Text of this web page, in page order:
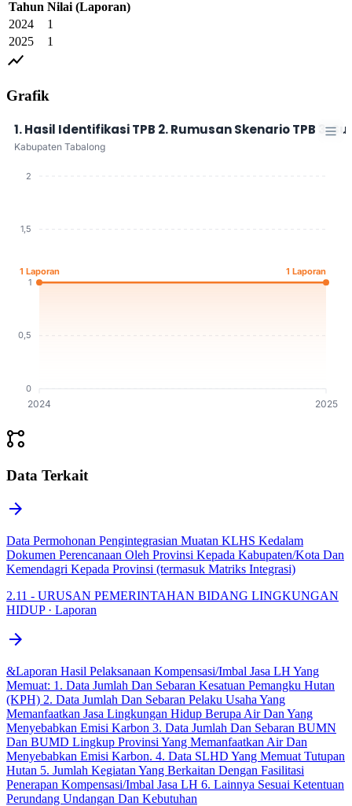
Tahun Nilai (Laporan)
2024
1
2025
1
show_chart
Grafik
1. Hasil Identifikasi TPB 2. Rumusan Skenario TPB
Kabupaten Tabalong
2
1,5
1
0,5
0
1 Laporan 1 Laporan
2024 2025
linked_services
Data Terkait
arrow_forward
Data Permohonan Pengintegrasian Muatan KLHS Kedalam
Dokumen Perencanaan Oleh Provinsi Kepada Kabupaten/Kota Dan
Kemendagri Kepada Provinsi (termasuk Matriks Integrasi)
2.11 - URUSAN PEMERINTAHAN BIDANG LINGKUNGAN
HIDUP · Laporan
arrow_forward
&Laporan Hasil Pelaksanaan Kompensasi/Imbal Jasa LH Yang
Memuat: 1. Data Jumlah Dan Sebaran Kesatuan Pemangku Hutan
(KPH) 2. Data Jumlah Dan Sebaran Pelaku Usaha Yang
Memanfaatkan Jasa Lingkungan Hidup Berupa Air Dan Yang
Menyebabkan Emisi Karbon 3. Data Jumlah Dan Sebaran BUMN
Dan BUMD Lingkup Provinsi Yang Memanfaatkan Air Dan
Menyebabkan Emisi Karbon. 4. Data SLHD Yang Memuat Tutupan
Hutan 5. Jumlah Kegiatan Yang Berkaitan Dengan Fasilitasi
Penerapan Kompensasi/Imbal Jasa LH 6. Lainnya Sesuai Ketentuan
Perundang Undangan Dan Kebutuhan